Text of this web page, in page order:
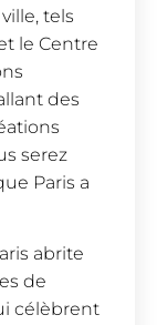
tels
le Centre
des
serez
Paris a
abrite
de
célèbrent